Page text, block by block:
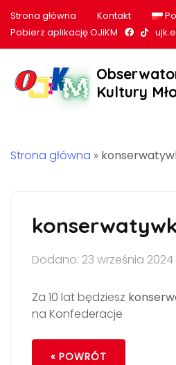
Strona główna Kontakt
Pobierz aplikację OJiKM
NaszNasz
Kultury
Strona główna »
Dodano: 23 września 2024
Za 10 lat będziesz
na Konfederacje
« POWRÓT